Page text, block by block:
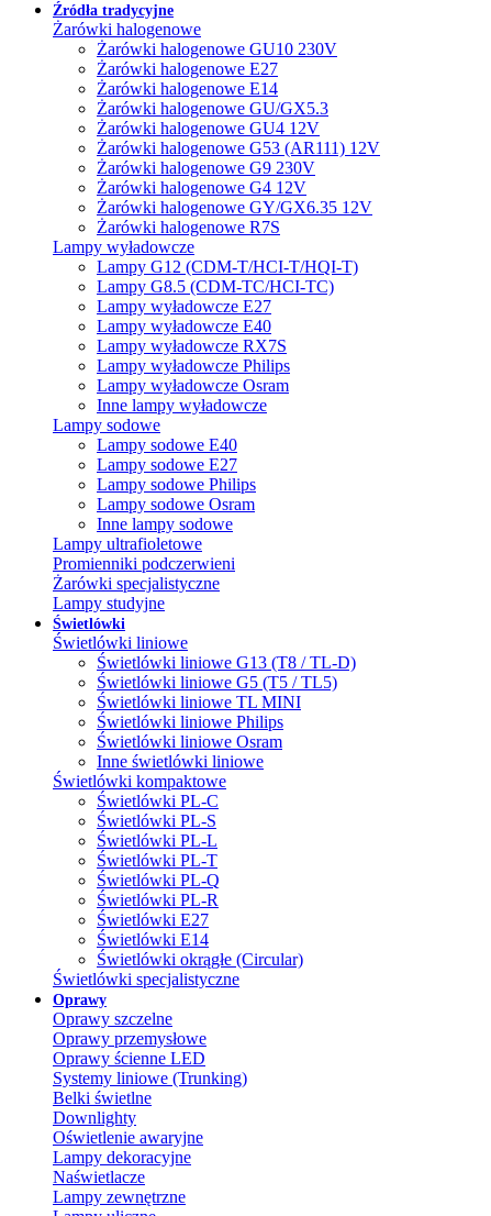
Źródła tradycyjne
Żarówki halogenowe
Żarówki halogenowe GU10 230V
Żarówki halogenowe E27
Żarówki halogenowe E14
Żarówki halogenowe GU/GX5.3
Żarówki halogenowe GU4 12V
Żarówki halogenowe G53 (AR111) 12V
Żarówki halogenowe G9 230V
Żarówki halogenowe G4 12V
Żarówki halogenowe GY/GX6.35 12V
Żarówki halogenowe R7S
Lampy wyładowcze
Lampy G12 (CDM-T/HCI-T/HQI-T)
Lampy G8.5 (CDM-TC/HCI-TC)
Lampy wyładowcze E27
Lampy wyładowcze E40
Lampy wyładowcze RX7S
Lampy wyładowcze Philips
Lampy wyładowcze Osram
Inne lampy wyładowcze
Lampy sodowe
Lampy sodowe E40
Lampy sodowe E27
Lampy sodowe Philips
Lampy sodowe Osram
Inne lampy sodowe
Lampy ultrafioletowe
Promienniki podczerwieni
Żarówki specjalistyczne
Lampy studyjne
Świetlówki
Świetlówki liniowe
Świetlówki liniowe G13 (T8 / TL-D)
Świetlówki liniowe G5 (T5 / TL5)
Świetlówki liniowe TL MINI
Świetlówki liniowe Philips
Świetlówki liniowe Osram
Inne świetlówki liniowe
Świetlówki kompaktowe
Świetlówki PL-C
Świetlówki PL-S
Świetlówki PL-L
Świetlówki PL-T
Świetlówki PL-Q
Świetlówki PL-R
Świetlówki E27
Świetlówki E14
Świetlówki okrągłe (Circular)
Świetlówki specjalistyczne
Oprawy
Oprawy szczelne
Oprawy przemysłowe
Oprawy ścienne LED
Systemy liniowe (Trunking)
Belki świetlne
Downlighty
Oświetlenie awaryjne
Lampy dekoracyjne
Naświetlacze
Lampy zewnętrzne